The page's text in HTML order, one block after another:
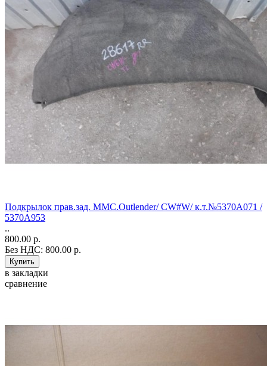
Подкрылок прав.зад. MMC.Outlender/ CW#W/ к.т.№5370A071 /
5370A953
..
800.00 р.
Без НДС: 800.00 р.
в закладки
сравнение